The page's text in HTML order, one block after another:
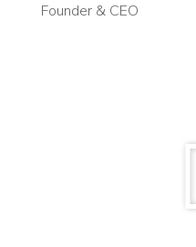
Founder & CEO